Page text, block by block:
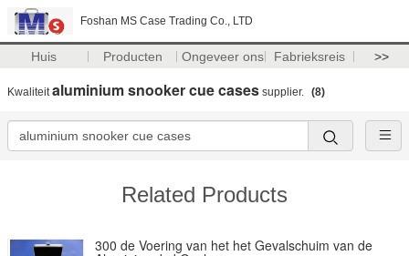
Foshan MS Case Trading Co., LTD
Huis Producten Ongeveer ons Fabrieksreis >>
Kwaliteitaluminium snooker cue cases supplier. (8)
Related Products
300 de Voering van het het Gevalschuim van de